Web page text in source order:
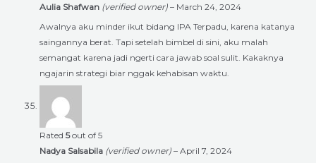
Aulia Shafwan (verified owner) – March 24, 2024
Awalnya aku minder ikut bidang IPA Terpadu, karena katanya
saingannya berat. Tapi setelah bimbel di sini, aku malah
semangat karena jadi ngerti cara jawab soal sulit. Kakaknya
ngajarin strategi biar nggak kehabisan waktu.
Rated 5out of 5
Nadya Salsabila (verified owner) – April 7, 2024